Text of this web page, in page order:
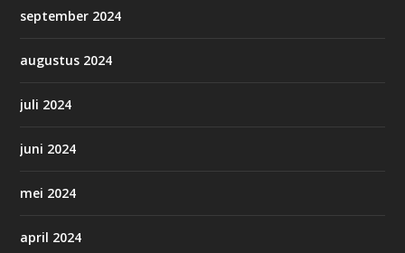
september 2024
augustus 2024
juli 2024
juni 2024
mei 2024
april 2024